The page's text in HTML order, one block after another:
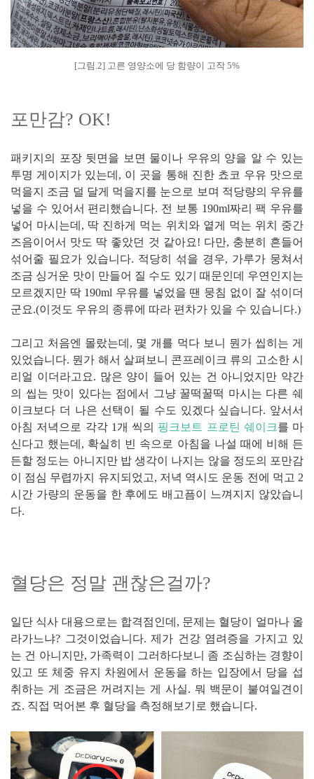
[그림.2] 고른 영양소에 당 함량이 고작 5%
포만감? OK!
패키지의 포장 뒷면을 보면 물이나 우유의 양을 알 수 있는
투명 게이지가 있는데, 이 곳을 통해 진한 쵸코 우유 맛으로
먹을지 조금 덜 달게 먹을지를 눈으로 보며 적당량의 우유를
넣을 수 있어서 편리했습니다. 전 보통 190ml짜리 팩 우유를
넣어 마시는데, 딱 진하게 먹는 위치와 옅게 먹는 위치 중간
즈음이어서 맛도 딱 좋았던 것 같아요! 다만, 충분히 흔들어
섞어줄 필요가 있습니다. 적당히 섞을 경우, 가루가 뭉쳐서
조금 싱거운 맛이 만들어 질 수도 있기 때문인데 우연인지는
모르겠지만 딱 190ml 우유를 넣었을 땐 뭉침 없이 잘 섞이더
군요.(이것도 우유의 종류에 따라 편차가 있을 수 있습니다.)
그리고 처음엔 몰랐는데, 몇 개를 먹다 보니 뭔가 씹히는 게
있었습니다. 뭔가 해서 살펴보니 콘프레이크 류의 고소한 시
리얼 이더라고요. 많은 양이 들어 있는 건 아니었지만 약간
의 씹는 맛이 있다는 점에서 그냥 꿀떡꿀떡 마시는 다른 쉐
이크보다 더 나은 선택이 될 수도 있겠다 싶습니다. 앞서서
아침 저녁으로 각각 1개 씩의 핑크보트 프로틴 쉐이크를 마
신다고 했는데, 확실히 빈 속으로 아침을 나설 때에 비해 든
든할 정도는 아니지만 밥 생각이 나지는 않을 정도의 포만감
이 점심 무렵까지 유지되었고, 저녁 역시도 운동 전에 먹고 2
시간 가량의 운동을 한 후에도 배고픔이 느껴지지 않았습니
다.
혈당은 정말 괜찮은걸까?
일단 식사 대용으로는 합격점인데, 문제는 혈당이 얼마나 올
라가느냐? 그것이었습니다. 제가 건강 염려증을 가지고 있
는 건 아니지만, 가족력이 그러하다보니 좀 조심하는 경향이
있고 또 체중 유지 차원에서 운동을 하는 입장에서 당을 섭
취하는 게 조금은 꺼려지는 게 사실. 뭐 백문이 불여일견이
죠. 직접 먹어본 후 혈당을 측정해보기로 했습니다.